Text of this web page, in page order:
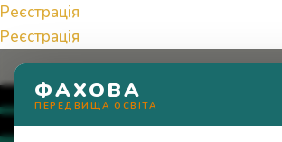
Реєстрація
Реєстрація
ФАХОВА
ПЕРЕДВИЩА ОСВІТА